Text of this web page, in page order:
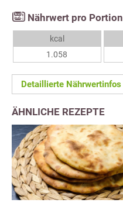
Nährwert pro Portion
kcal
1.058
Detaillierte Nährwertinfos
ÄHNLICHE REZEPTE